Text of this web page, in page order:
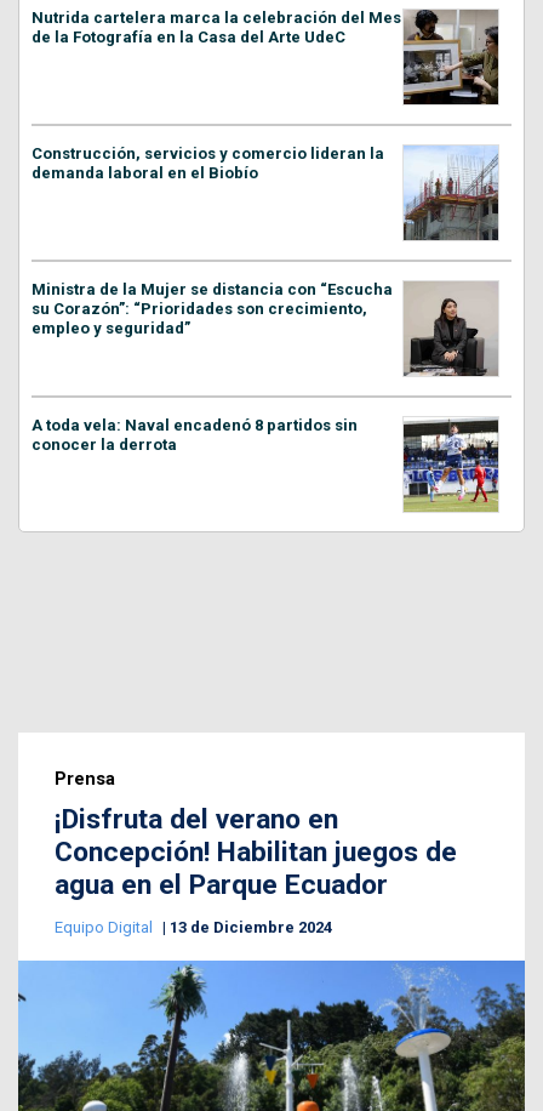
Nutrida cartelera marca la celebración del Mes
de la Fotografía en la Casa del Arte UdeC
Construcción, servicios y comercio lideran la
demanda laboral en el Biobío
Ministra de la Mujer se distancia con “Escucha
su Corazón”: “Prioridades son crecimiento,
empleo y seguridad”
A toda vela: Naval encadenó 8 partidos sin
conocer la derrota
Prensa
¡Disfruta del verano en
Concepción! Habilitan juegos de
agua en el Parque Ecuador
Equipo Digital 13 de Diciembre 2024